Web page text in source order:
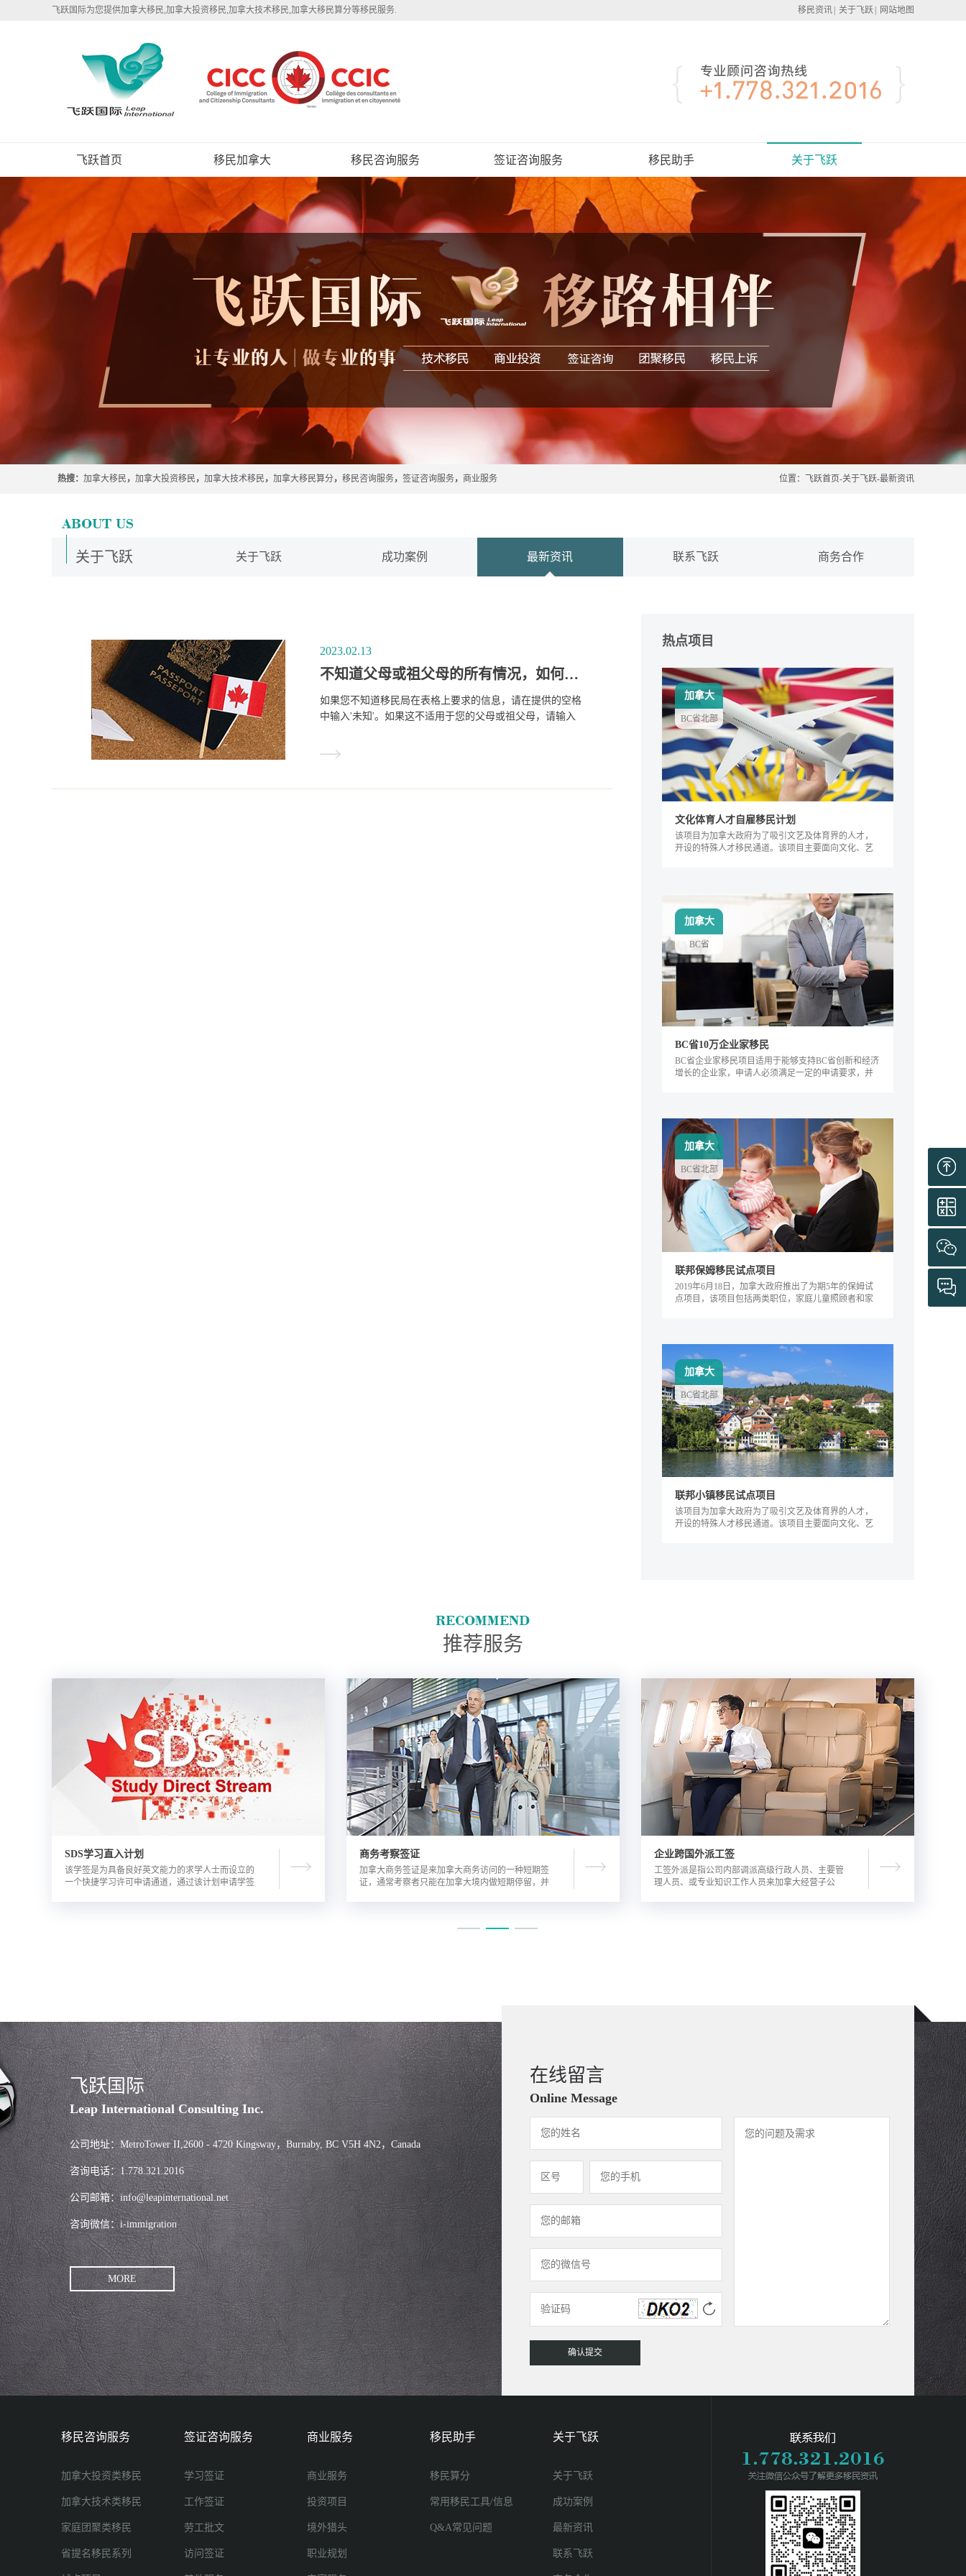
飞跃国际为您提供加拿大移民,加拿大投资移民,加拿大技术移民,加拿大移民算分等移民服务. 移民资讯 关于飞跃 网站地图
飞跃首页 移民加拿大 移民咨询服务 签证咨询服务 移民助手 关于飞跃
热搜： 加拿大移民 ， 加拿大投资移民 ， 加拿大技术移民 ， 加拿大移民算分， 移民咨询服务， 签证咨询服务， 商业服务 位置： 飞跃首页-关于飞跃-最新资讯
关于飞跃 关于飞跃 成功案例 最新资讯 联系飞跃 商务合作
2023.02.13
不知道父母或祖父母的所有情况，如何填写我的加拿大公民身份证明申请？
如果您不知道移民局在表格上要求的信息，请在提供的空格
中输入'未知'。如果这不适用于您的父母或祖父母，请输入
热点项目
文化体育人才自雇移民计划
该项目为加拿大政府为了吸引文艺及体育界的人才，
开设的特殊人才移民通道。该项目主要面向文化、艺
成为特殊类人才的热门移民项目。
加拿大
BC省北部
BC省10万企业家移民
BC省企业家移民项目适用于能够支持BC省创新和经济
增长的企业家，申请人必须满足一定的申请要求，并
加拿大
BC省
联邦保姆移民试点项目
2019年6月18日，加拿大政府推出了为期5年的保姆试
点项目，该项目包括两类职位，家庭儿童照顾者和家
加拿大
BC省北部
联邦小镇移民试点项目
该项目为加拿大政府为了吸引文艺及体育界的人才，
开设的特殊人才移民通道。该项目主要面向文化、艺
加拿大
BC省北部
推荐服务
SDS学习直入计划
该学签是为具备良好英文能力的求学人士而设立的
一个快捷学习许可申请通道，通过该计划申请学签
商务考察签证
加拿大商务签证是来加拿大商务访问的一种短期签
证，通常考察者只能在加拿大境内做短期停留，并
企业跨国外派工签
工签外派是指公司内部调派高级行政人员、主要管
理人员、或专业知识工作人员来加拿大经营子公
飞跃国际
Leap International Consulting Inc.
公司地址：MetroTower II,2600 - 4720 Kingsway，Burnaby, BC V5H 4N2，Canada
咨询电话：1.778.321.2016
公司邮箱：info@leapinternational.net
咨询微信：i-immigration
MORE
在线留言
Online Message
移民咨询服务
加拿大投资类移民
加拿大技术类移民
家庭团聚类移民
省提名移民系列
签证咨询服务
学习签证
工作签证
劳工批文
访问签证
商业服务
商业服务
投资项目
境外猎头
职业规划
移民助手
移民算分
常用移民工具/信息
Q&A常见问题
关于飞跃
关于飞跃
成功案例
最新资讯
联系飞跃